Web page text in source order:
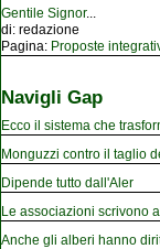
Gentile Signor...
di: redazione
Pagina: Proposte
Navigli Gap
Ecco il sistema che
Monguzzi contro il taglio
Dipende tutto dall'Aler
Le associazioni scrivono
Anche gli alberi hanno